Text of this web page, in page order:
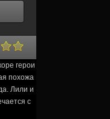
герои
похожа
Лили и
с